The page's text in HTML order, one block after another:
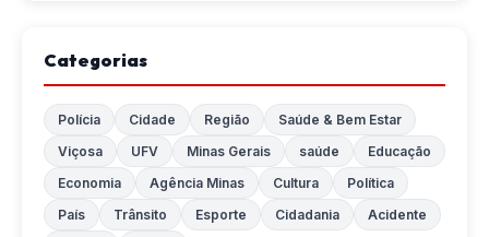
Categorias
Polícia Cidade Região
Saúde & Bem Estar
Viçosa
UFV Minas Gerais saúde
Educação
Economia
Agência Minas Cultura
Política
País
Trânsito Esporte Cidadania
Acidente